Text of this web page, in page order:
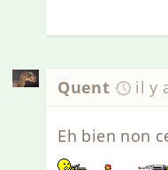
Quent il y
Eh bien non